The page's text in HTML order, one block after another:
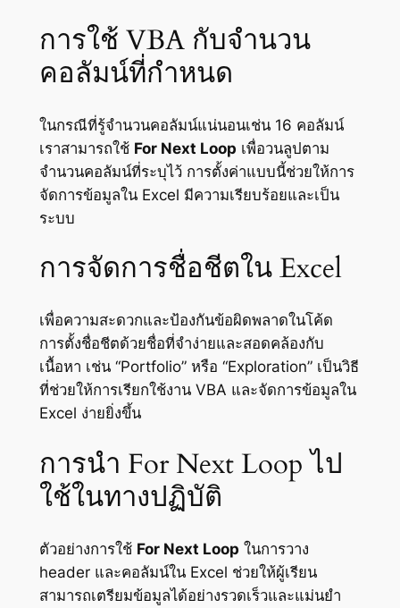
การใช้ VBA กับจำนวน
คอลัมน์ที่กำหนด
ในกรณีที่รู้จำนวนคอลัมน์แน่นอนเช่น 16 คอลัมน์
เราสามารถใช้ For Next Loop เพื่อวนลูปตาม
จำนวนคอลัมน์ที่ระบุไว้ การตั้งค่าแบบนี้ช่วยให้การ
จัดการข้อมูลใน Excel มีความเรียบร้อยและเป็น
ระบบ
การจัดการชื่อชีตใน Excel
เพื่อความสะดวกและป้องกันข้อผิดพลาดในโค้ด
การตั้งชื่อชีตด้วยชื่อที่จำง่ายและสอดคล้องกับ
เนื้อหา เช่น “Portfolio” หรือ “Exploration” เป็นวิธี
ที่ช่วยให้การเรียกใช้งาน VBA และจัดการข้อมูลใน
Excel ง่ายยิ่งขึ้น
การนำ For Next Loop ไป
ใช้ในทางปฏิบัติ
ตัวอย่างการใช้ For Next Loop ในการวาง
header และคอลัมน์ใน Excel ช่วยให้ผู้เรียน
สามารถเตรียมข้อมูลได้อย่างรวดเร็วและแม่นยำ